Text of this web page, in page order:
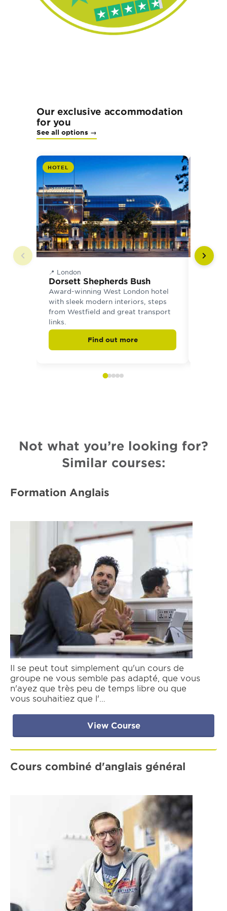
Our exclusive accommodation
for you
See all options →
HOTEL
📍 London
Dorsett Shepherds Bush
Award-winning West London hotel
with sleek modern interiors, steps
from Westfield and great transport
links.
Find out more
Not what you’re looking for?
Similar courses:
Formation Anglais
Il se peut tout simplement qu'un cours de
groupe ne vous semble pas adapté, que vous
n'ayez que très peu de temps libre ou que
vous souhaitiez que l'…
View Course
Cours combiné d'anglais général